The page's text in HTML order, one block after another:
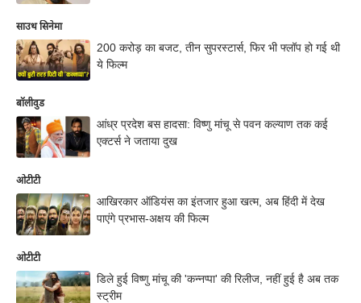
साउथ सिनेमा
200 करोड़ का बजट, तीन सुपरस्टार्स, फिर भी फ्लॉप हो गई थी
ये फिल्म
बॉलीवुड
आंध्र प्रदेश बस हादसा: विष्णु मांचू से पवन कल्याण तक कई
एक्टर्स ने जताया दुख
ओटीटी
आखिरकार ऑडियंस का इंतजार हुआ खत्म, अब हिंदी में देख
पाएंगे प्रभास-अक्षय की फिल्म
ओटीटी
डिले हुई विष्णु मांचू की 'कन्नप्पा' की रिलीज, नहीं हुई है अब तक
स्ट्रीम